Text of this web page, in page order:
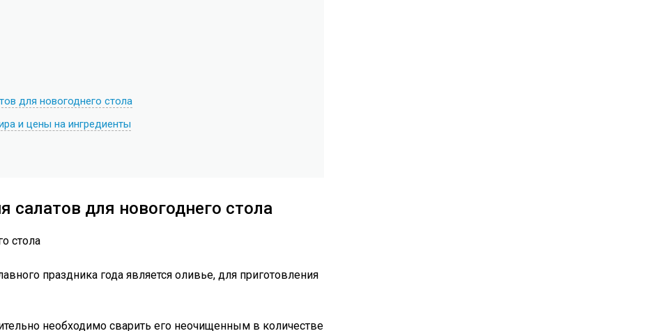
для новогоднего стола
и цены на ингредиенты
салатов для новогоднего стола
праздника года является оливье, для приготовления
необходимо сварить его неочищенным в количестве